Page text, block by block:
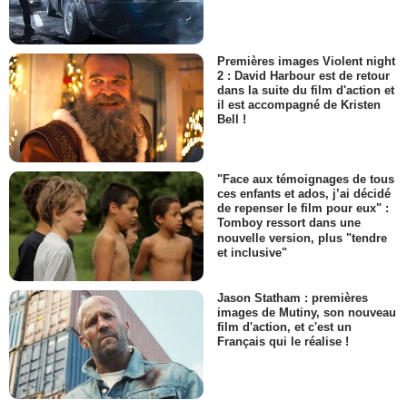
Premières images Violent night
2 : David Harbour est de retour
dans la suite du film d'action et
il est accompagné de Kristen
Bell !
"Face aux témoignages de tous
ces enfants et ados, j’ai décidé
de repenser le film pour eux" :
Tomboy ressort dans une
nouvelle version, plus "tendre
et inclusive"
Jason Statham : premières
images de Mutiny, son nouveau
film d'action, et c'est un
Français qui le réalise !